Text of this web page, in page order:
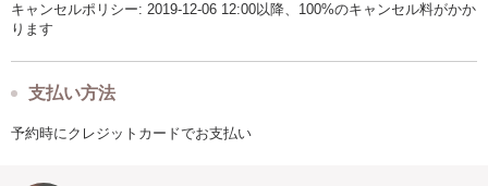
キャンセルポリシー: 2019-12-06 12:00以降、100%のキャンセル料がかか
ります
支払い方法
予約時にクレジットカードでお支払い